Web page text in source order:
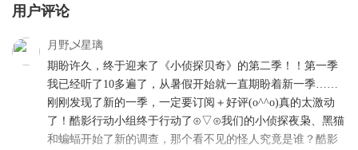
用户评论
月野乄星璃
期盼许久，终于迎来了《小侦探贝奇》的第二季！！第一季
我已经听了10多遍了，从暑假开始就一直期盼着新一季……
刚刚发现了新的一季，一定要订阅＋好评(o^^o)真的太激动
了！酷影行动小组终于行动了⊙▽⊙我们的小侦探夜枭、黑猫
和蝙蝠开始了新的调查，那个看不见的怪人究竟是谁？酷影